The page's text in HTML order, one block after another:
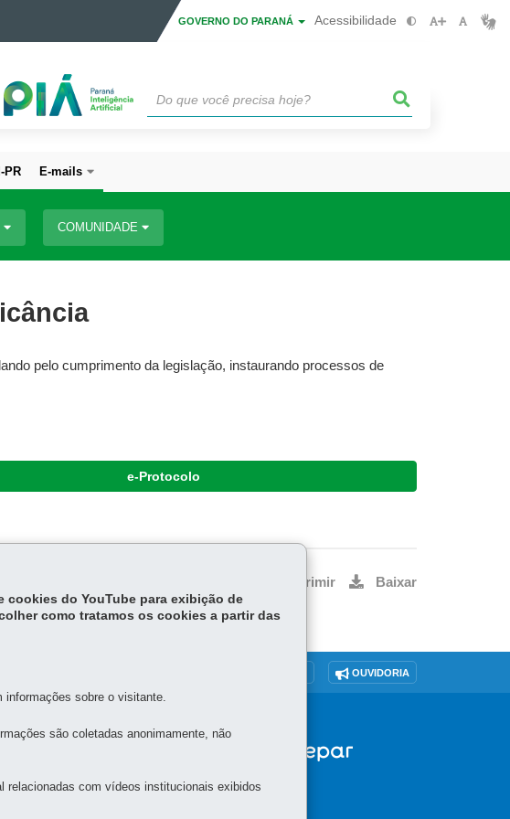
GOVERNO DO PARANÁ Acessibilidade
PR E-mails
COMUNIDADE
pelo cumprimento da legislação, instaurando processos de
e-Protocolo
Imprimir Baixar
OUVIDORIA
do YouTube para exibição de
como tratamos os cookies a partir das
sobre o visitante.
são coletadas anonimamente, não
relacionadas com vídeos institucionais exibidos